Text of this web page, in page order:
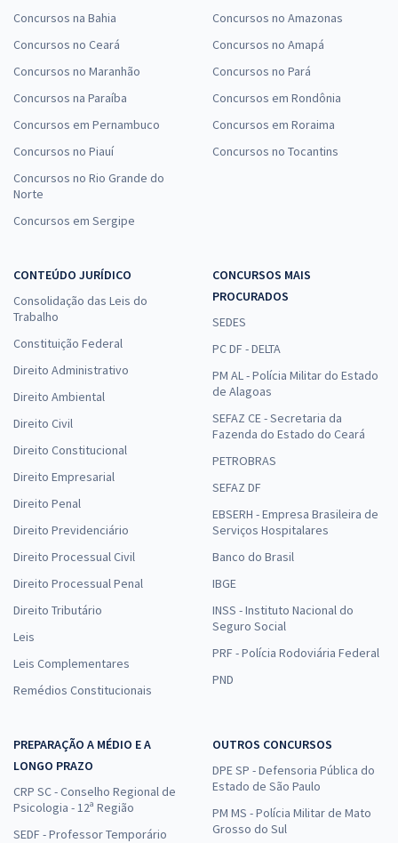
Concursos na Bahia
Concursos no Ceará
Concursos no Maranhão
Concursos na Paraíba
Concursos em Pernambuco
Concursos no Piauí
Concursos no Rio Grande do
Norte
Concursos em Sergipe
Concursos no Amazonas
Concursos no Amapá
Concursos no Pará
Concursos em Rondônia
Concursos em Roraima
Concursos no Tocantins
CONTEÚDO JURÍDICO
Consolidação das Leis do
Trabalho
Constituição Federal
Direito Administrativo
Direito Ambiental
Direito Civil
Direito Constitucional
Direito Empresarial
Direito Penal
Direito Previdenciário
Direito Processual Civil
Direito Processual Penal
Direito Tributário
Leis
Leis Complementares
Remédios Constitucionais
CONCURSOS MAIS
PROCURADOS
SEDES
PC DF - DELTA
PM AL - Polícia Militar do Estado
de Alagoas
SEFAZ CE - Secretaria da
Fazenda do Estado do Ceará
PETROBRAS
SEFAZ DF
EBSERH - Empresa Brasileira de
Serviços Hospitalares
Banco do Brasil
IBGE
INSS - Instituto Nacional do
Seguro Social
PRF - Polícia Rodoviária Federal
PND
PREPARAÇÃO A MÉDIO E A
LONGO PRAZO
CRP SC - Conselho Regional de
Psicologia - 12ª Região
SEDF - Professor Temporário
OUTROS CONCURSOS
DPE SP - Defensoria Pública do
Estado de São Paulo
PM MS - Polícia Militar de Mato
Grosso do Sul